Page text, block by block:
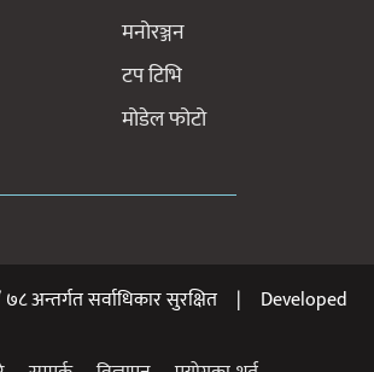
मनोरञ्जन
टप टिभि
मोडेल फोटो
७८ अन्तर्गत सर्वाधिकार सुरक्षित | Developed